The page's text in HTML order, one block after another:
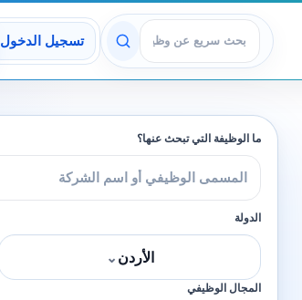
عرض الوظائف
تسجيل الدخول
ما الوظيفة التي تبحث عنها؟
الدولة
الأردن ⌄
المجال الوظيفي